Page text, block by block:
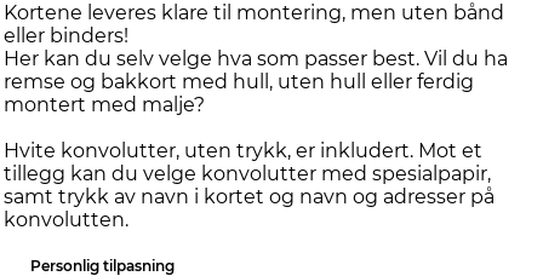
Kortene leveres klare til montering, men uten bånd
eller binders!
Her kan du selv velge hva som passer best. Vil du ha
remse og bakkort med hull, uten hull eller ferdig
montert med malje?
Hvite konvolutter, uten trykk, er inkludert. Mot et
tillegg kan du velge konvolutter med spesialpapir,
samt trykk av navn i kortet og navn og adresser på
konvolutten.
Personlig tilpasning